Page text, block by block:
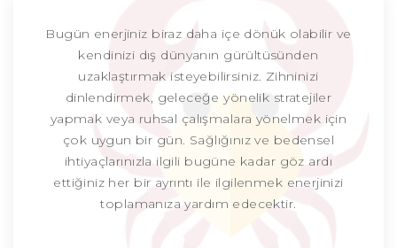
Bugün enerjiniz biraz daha içe dönük olabilir ve
kendinizi dış dünyanın gürültüsünden
uzaklaştırmak isteyebilirsiniz. Zihninizi
dinlendirmek, geleceğe yönelik stratejiler
yapmak veya ruhsal çalışmalara yönelmek için
çok uygun bir gün. Sağlığınız ve bedensel
ihtiyaçlarınızla ilgili bugüne kadar göz ardı
ettiğiniz her bir ayrıntı ile ilgilenmek enerjinizi
toplamanıza yardım edecektir.